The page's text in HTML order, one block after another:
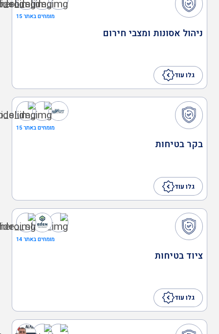
מהנדס בטיחות
ממונה בטיחות בבניה
ממונה בטיחות בעבודה
ממונה בטיחות אש
בודקים מוסמכים
מומחים באתר 15
ניהול אסונות ומצבי חירום
גלו עוד
מומחים באתר 15
בקר בטיחות
גלו עוד
מומחים באתר 14
ציוד בטיחות
גלו עוד